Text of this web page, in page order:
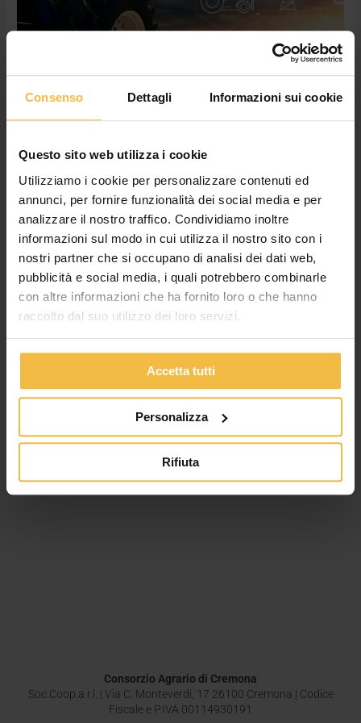
Consenso Dettagli Informazioni sui cookie
Questo sito web utilizza i cookie
Utilizziamo i cookie per personalizzare contenuti ed
annunci, per fornire funzionalità dei social media e per
analizzare il nostro traffico. Condividiamo inoltre
informazioni sul modo in cui utilizza il nostro sito con i
nostri partner che si occupano di analisi dei dati web,
pubblicità e social media, i quali potrebbero combinarle
con altre informazioni che ha fornito loro o che hanno
raccolto dal suo utilizzo dei loro servizi.
Accetta tutti
Personalizza
Rifiuta
conclusioni in un webinar
News,Non categorizzato/adminconsorzioac
Si terrà venerdì 15 gennaio dalle 15.30 il webinar di
conclusione del Progetto Integrato di Filiera “Smart Farming –
CONSORZIO AGRARIO CREMONA, Tracciabilità del prodotto
per la sostenibilità e la competitività della filiera mais”
(presentato nell’ambito del Programma di Sviluppo Rurale 2014
– 2020 della Regione Lombardia e approvato con Decreto N.
webinar
Consorzio Agrario di Cremona
Soc.Coop.a.r.l. | Via C. Monteverdi, 17 26100 Cremona | Codice
Fiscale e P.IVA 00114930191